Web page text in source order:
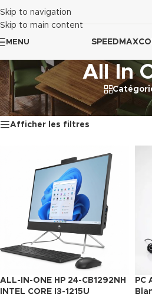
Skip to navigation
Skip to main content
MENU
All In
Accueil/PC de Bureau - All In One All
Afficher les filtres
ALL-IN-ONE HP 24-CB1292NH
INTEL CORE I3-1215U
PC